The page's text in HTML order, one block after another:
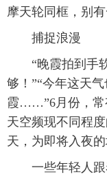
摩天轮同框，别有
捕捉浪漫
“晚霞拍到手软
够！”“今年这天
霞……”6月份，常
天空频现不同程
天，为即将入夜
一些年轻人跟